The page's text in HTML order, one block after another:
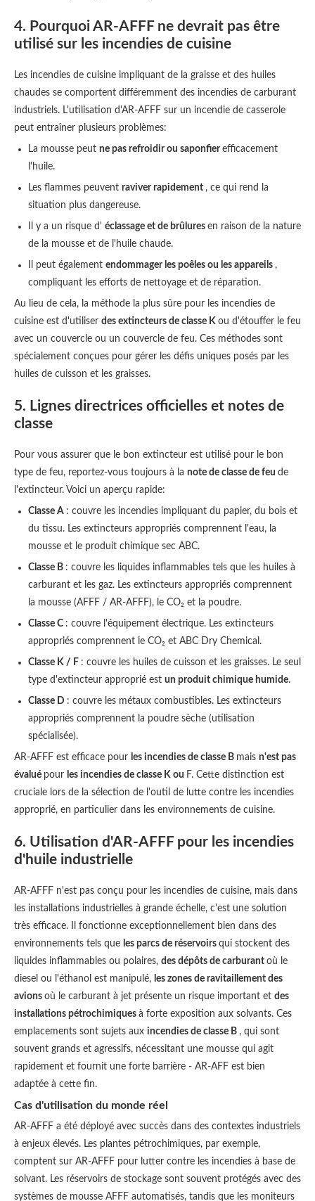
4. Pourquoi AR-AFFF ne devrait pas être
utilisé sur les incendies de cuisine
Les incendies de cuisine impliquant de la graisse et des huiles
chaudes se comportent différemment des incendies de carburant
industriels. L'utilisation d'AR-AFFF sur un incendie de casserole
peut entraîner plusieurs problèmes:
La mousse peut ne pas refroidir ou saponfierefficacement
l'huile.
Les flammes peuvent raviver rapidement , ce qui rend la
situation plus dangereuse.
Il y a un risque d' éclassage et de brûlures en raison de la nature
de la mousse et de l'huile chaude.
Il peut également endommager les poêles ou les appareils ,
compliquant les efforts de nettoyage et de réparation.
Au lieu de cela, la méthode la plus sûre pour les incendies de
cuisine est d'utiliser des extincteurs de classe K ou d'étouffer le feu
avec un couvercle ou un couvercle de feu. Ces méthodes sont
spécialement conçues pour gérer les défis uniques posés par les
huiles de cuisson et les graisses.
5. Lignes directrices officielles et notes de
classe
Pour vous assurer que le bon extincteur est utilisé pour le bon
type de feu, reportez-vous toujours à la note de classe de feu de
l'extincteur. Voici un aperçu rapide:
Classe A : couvre les incendies impliquant du papier, du bois et
du tissu. Les extincteurs appropriés comprennent l'eau, la
mousse et le produit chimique sec ABC.
Classe B : couvre les liquides inflammables tels que les huiles à
carburant et les gaz. Les extincteurs appropriés comprennent
la mousse (AFFF / AR-AFFF), le CO₂ et la poudre.
Classe C : couvre l'équipement électrique. Les extincteurs
appropriés comprennent le CO₂ et ABC Dry Chemical.
Classe K / F : couvre les huiles de cuisson et les graisses. Le seul
type d'extincteur approprié est un produit chimique humide.
Classe D : couvre les métaux combustibles. Les extincteurs
appropriés comprennent la poudre sèche (utilisation
spécialisée).
AR-AFFF est efficace pour les incendies de classe B mais n'est pas
évalué pour les incendies de classe K ou F. Cette distinction est
cruciale lors de la sélection de l'outil de lutte contre les incendies
approprié, en particulier dans les environnements de cuisine.
6. Utilisation d'AR-AFFF pour les incendies
d'huile industrielle
AR-AFFF n'est pas conçu pour les incendies de cuisine, mais dans
les installations industrielles à grande échelle, c'est une solution
très efficace. Il fonctionne exceptionnellement bien dans des
environnements tels que les parcs de réservoirs qui stockent des
liquides inflammables ou polaires, des dépôts de carburant où le
diesel ou l'éthanol est manipulé, les zones de ravitaillement des
avions où le carburant à jet présente un risque important et des
installations pétrochimiques à forte exposition aux solvants. Ces
emplacements sont sujets aux incendies de classe B , qui sont
souvent grands et agressifs, nécessitant une mousse qui agit
rapidement et fournit une forte barrière - AR-AFF est bien
adaptée à cette fin.
Cas d'utilisation du monde réel
AR-AFFF a été déployé avec succès dans des contextes industriels
à enjeux élevés. Les plantes pétrochimiques, par exemple,
comptent sur AR-AFFF pour lutter contre les incendies à base de
solvant. Les réservoirs de stockage sont souvent protégés avec des
systèmes de mousse AFFF automatisés, tandis que les moniteurs